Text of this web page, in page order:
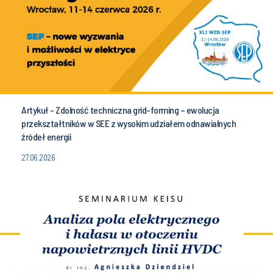
Artykuł - Zdolność techniczna grid-forming – ewolucja
przekształtników w SEE z wysokim udziałem odnawialnych
źródeł energii
27.06.2026